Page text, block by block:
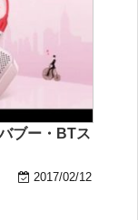
ブー・BTス
2017/02/12